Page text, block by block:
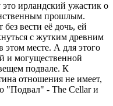
это ирландский ужастик о
прошлым.
вести её дочь, ей
с жутким древним
месте. А для этого
и могущественной
подвале. К
отношения не имеет,
"Подвал" - The Cellar и